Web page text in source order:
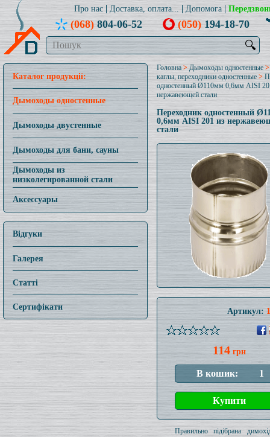
Про нас Доставка, оплата... Допомога
(068)804-06-52 (050)194-18-70
🔍
Каталог продукції:
Дымоходы одностенные
Дымоходы двустенные
Дымоходы для бани, сауны
Дымоходы из
низколегированной стали
Аксессуары
Відгуки
Галерея
Статті
Сертифікати
Головна > Дымоходы одностенные
каглы, переходники одностенные>
одностенный Ø110мм 0,6мм AISI
нержавеющей стали
Переходник одностенный
0,6мм AISI 201 из
стали
Артикул:
114грн
Правильно підібрана